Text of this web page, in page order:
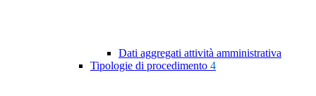
Dati aggregati attività amministrativa
Tipologie di procedimento 4